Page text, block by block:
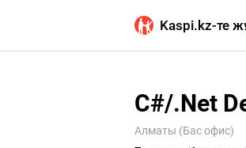
Kaspi.kz-те
C#/.Net
Алматы (Бас офис)